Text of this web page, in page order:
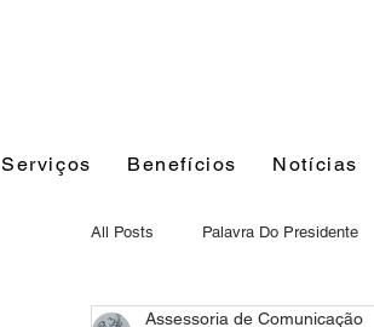
Serviços Benefícios Notícias
All Posts Palavra Do Presidente
Assessoria de Comunicação